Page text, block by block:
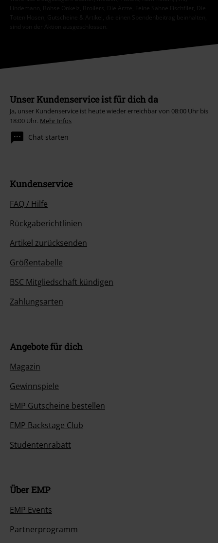
Lindemann, Böhse Onkelz, Broilers, Die Ärzte, Feine Sahne Fischfilet, Die
Toten Hosen, Gutscheine & Artikel, die einen Spendenbeitrag beinhalten,
sind von der Aktion ausgeschlossen.
Unser Kundenservice ist für dich da
Ja, unser Kundenservice ist heute wieder erreichbar von 08:00 Uhr bis
18:00 Uhr. Mehr Infos
Chat starten
Kundenservice
FAQ / Hilfe
Rückgaberichtlinien
Artikel zurücksenden
Größentabelle
BSC Mitgliedschaft kündigen
Zahlungsarten
Angebote für dich
Magazin
Gewinnspiele
EMP Gutscheine bestellen
EMP Backstage Club
Studentenrabatt
Über EMP
EMP Events
Partnerprogramm